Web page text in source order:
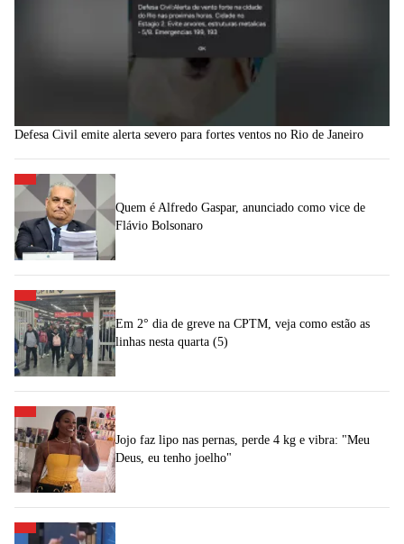
Defesa Civil emite alerta severo para fortes ventos no Rio de Janeiro
Quem é Alfredo Gaspar, anunciado como vice de
Flávio Bolsonaro
Em 2° dia de greve na CPTM, veja como estão as
linhas nesta quarta (5)
Jojo faz lipo nas pernas, perde 4 kg e vibra: "Meu
Deus, eu tenho joelho"